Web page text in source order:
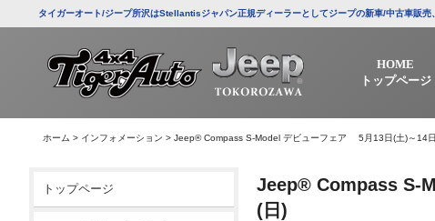
タイガーオート/ジープ所沢はStellantisジャパン正規ディーラーとしてジープの新車/中古車販売
HOME
トップページ
ホーム > インフォメーション > Jeep® Compass S-Model デビューフェア 5月13日(土)～14
トップページ
Jeep® Compass S-
(日)